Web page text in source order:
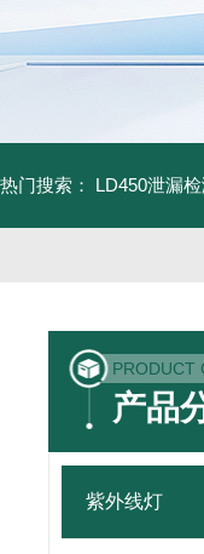
热门搜索： LD450泄漏
PRODUCT
产品
紫外线灯